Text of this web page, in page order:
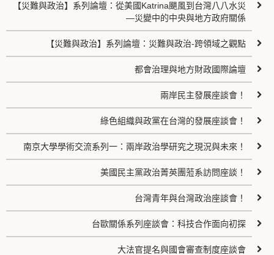
【災難與政治】系列論壇：從美國Katrina颶風到台灣八八水災
—災變中的中央與地方政府關係
【災難與政治】系列論壇：災難與政治-跨領域之觀點
都會治理與地方財政國際論壇
兩岸民主發展座談會！
綠色組織與政黨在台灣的發展座談會！
南京大學學術交流系列一：兩岸政治學研究之現況與未來！
美國民主黨政治菁英團蒞系訪問座談！
台灣青年與台灣政治座談會！
台歐關係系列座談會：科技合作面向初探
大法官提名與國會審查制度座談會